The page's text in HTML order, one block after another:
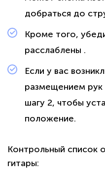
добраться до
Кроме того,
расслаблены .
Если у вас
размещением рук
шагу 2, чтобы
положение.
Контрольный список
гитары: